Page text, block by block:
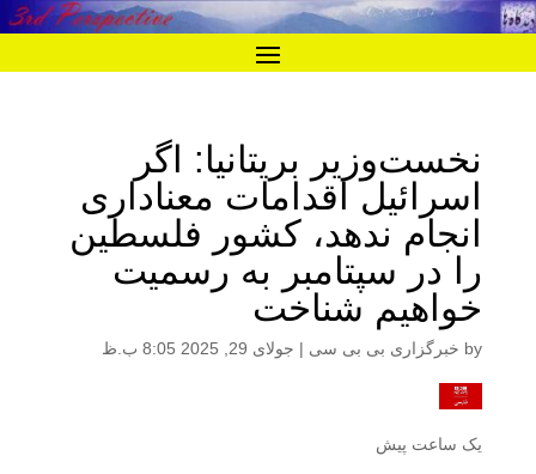
نخست‌وزیر بریتانیا: اگر
اسرائیل اقدامات معناداری
انجام ندهد، کشور فلسطین
را در سپتامبر به رسمیت
خواهیم شناخت
by خبرگزاری بی بی سی | جولای 29, 2025 8:05 ب.ظ
یک ساعت پیش